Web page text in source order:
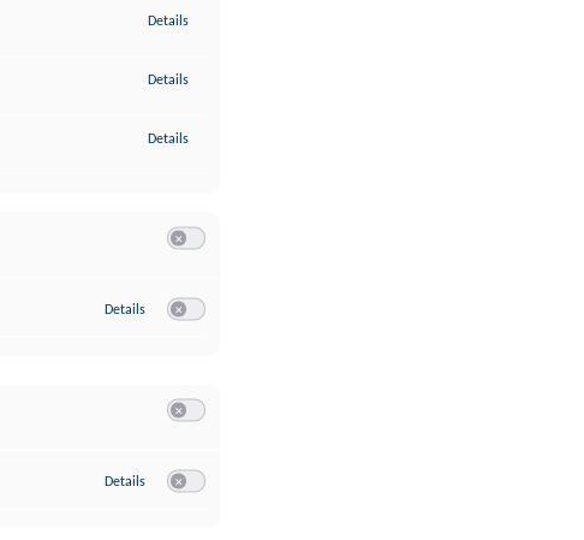
Details
Details
Details
Details zu Google Analytics
Details zu YouTube